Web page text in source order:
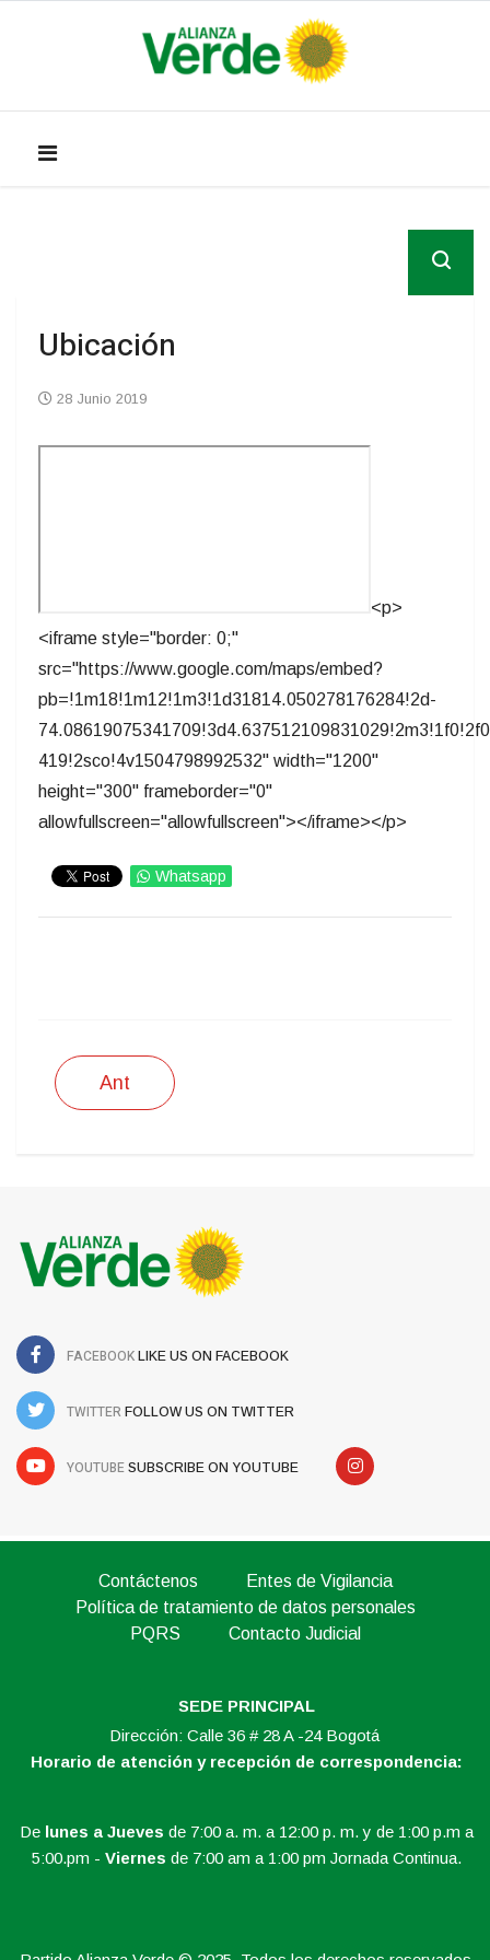
Ubicación
28 Junio 2019
<p>
<iframe style="border: 0;"
src="https://www.google.com/maps/embed?
pb=!1m18!1m12!1m3!1d31814.050278176284!2d-
419!2sco!4v1504798992532" width="1200"
height="300" frameborder="0"
allowfullscreen="allowfullscreen"></iframe></p>
Whatsapp
Ant
FACEBOOK LIKE US ON FACEBOOK
TWITTER FOLLOW US ON TWITTER
YOUTUBE SUBSCRIBE ON YOUTUBE
Contáctenos
Entes de Vigilancia
Política de tratamiento de datos personales
PQRS
Contacto Judicial
SEDE PRINCIPAL
Dirección: Calle 36 # 28 A -24 Bogotá
Horario de atención y recepción de correspondencia:
De lunes a Jueves de 7:00 a. m. a 12:00 p. m. y de 1:00 p.m a
5:00.pm - Viernes de 7:00 am a 1:00 pm Jornada Continua.